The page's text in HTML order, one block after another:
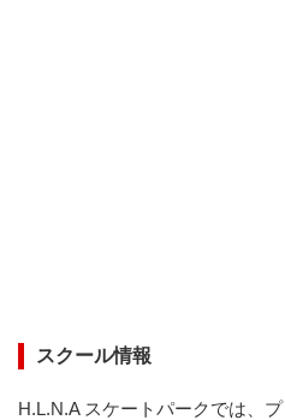
スクール情報
H.L.N.A スケートパークでは、